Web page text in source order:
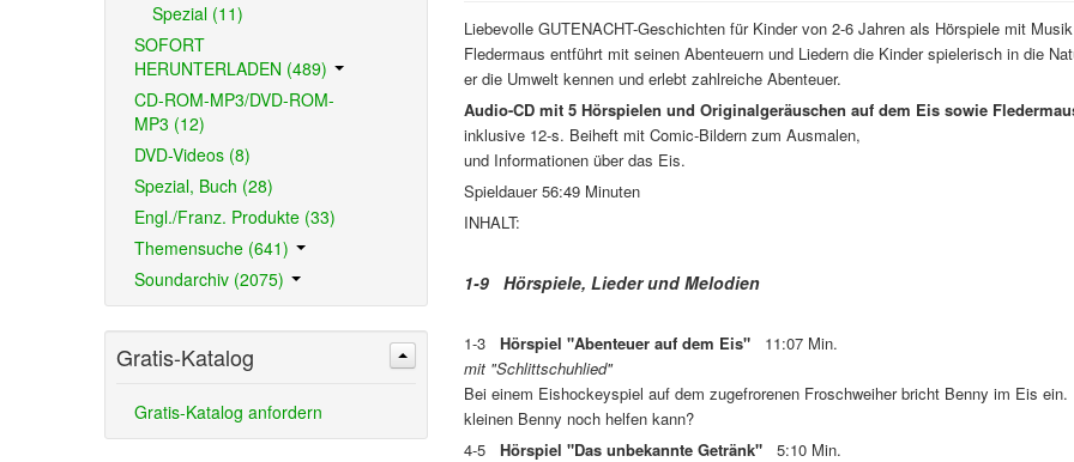
Liebevolle GUTENACHT-Geschichten für Kinder von 2-6 Jahren als Hörspiele mit
Fledermaus entführt mit seinen Abenteuern und Liedern die Kinder spielerisch in die
er die Umwelt kennen und erlebt zahlreiche Abenteuer.
Audio-CD mit 5 Hörspielen und Originalgeräuschen auf dem Eis sowie
inklusive 12-s. Beiheft mit Comic-Bildern zum Ausmalen,
und Informationen über das Eis.
Spieldauer 56:49 Minuten
INHALT:
1-9 Hörspiele, Lieder und Melodien
1-3 Hörspiel "Abenteuer auf dem Eis"11:07 Min.
mit "Schlittschuhlied"
Bei einem Eishockeyspiel auf dem zugefrorenen Froschweiher bricht Benny im Eis
kleinen Benny noch helfen kann?
4-5 Hörspiel "Das unbekannte Getränk"
5:10 Min.
Spezial (11)
SOFORT
HERUNTERLADEN (489)
CD-ROM-MP3/DVD-ROM-
MP3 (12)
DVD-Videos (8)
Spezial, Buch (28)
Engl./Franz. Produkte (33)
Themensuche (641)
Soundarchiv (2075)
Gratis-Katalog
Gratis-Katalog anfordern